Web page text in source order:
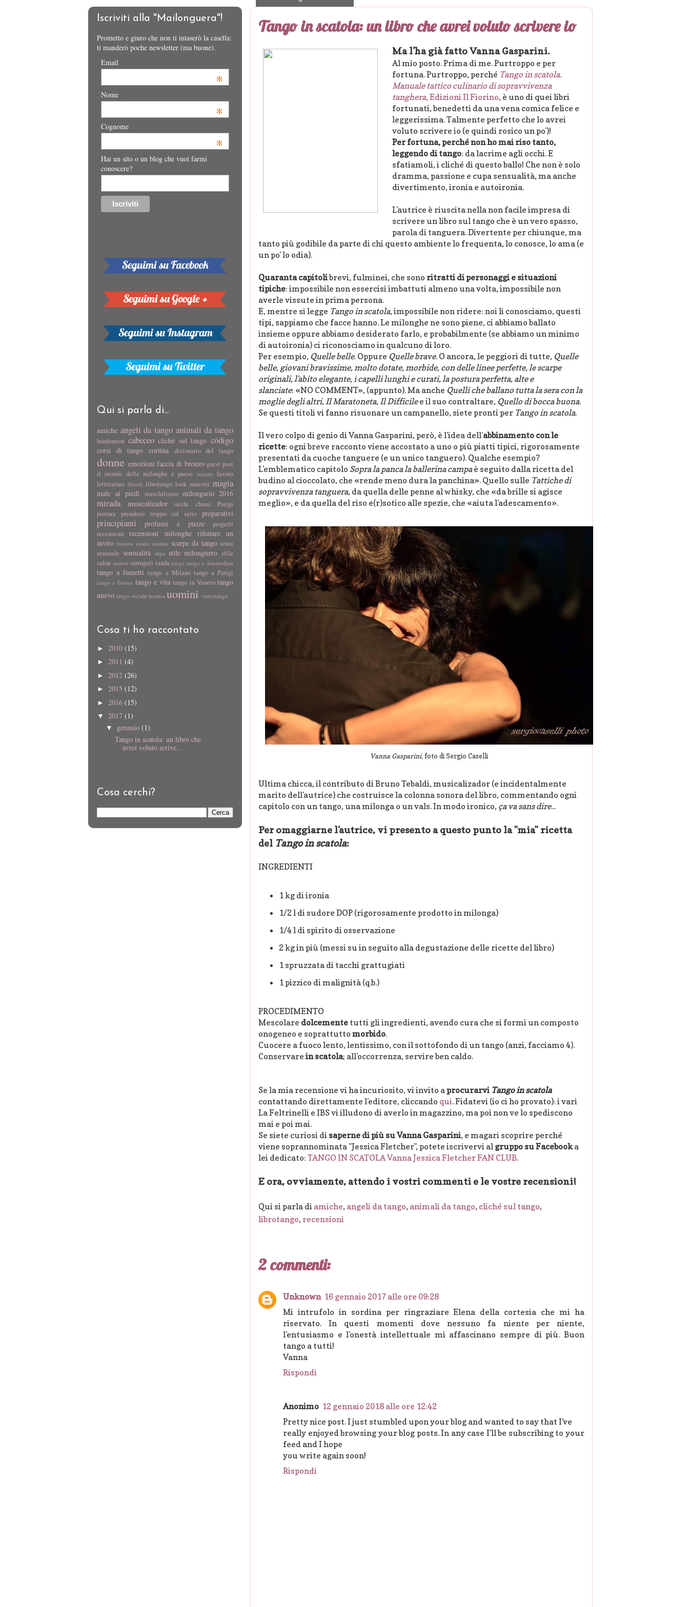
Tango in scatola: un libro che avrei voluto scrivere io
Ma l'ha già fatto Vanna Gasparini.
Al mio posto. Prima di me. Purtroppo e per
fortuna. Purtroppo, perché Tango in scatola.
Manuale tattico culinario di sopravvivenza
tanghera, Edizioni Il Fiorino, è uno di quei libri
fortunati, benedetti da una vena comica felice e
leggerissima. Talmente perfetto che lo avrei
voluto scrivere io (e quindi rosico un po')!
Per fortuna, perché non ho mai riso tanto,
leggendo di tango: da lacrime agli occhi. E
sfatiamoli, i cliché di questo ballo! Che non è solo
dramma, passione e cupa sensualità, ma anche
divertimento, ironia e autoironia.
L'autrice è riuscita nella non facile impresa di
scrivere un libro sul tango che è un vero spasso,
parola di tanguera. Divertente per chiunque, ma
tanto più godibile da parte di chi questo ambiente lo frequenta, lo conosce, lo ama (e
un po' lo odia).
Quaranta capitolibrevi, fulminei, che sono ritratti di personaggi e situazioni
tipiche: impossibile non essercisi imbattuti almeno una volta, impossibile non
averle vissute in prima persona.
E, mentre si legge Tango in scatola, impossibile non ridere: noi li conosciamo, questi
tipi, sappiamo che facce hanno. Le milonghe ne sono piene, ci abbiamo ballato
insieme oppure abbiamo desiderato farlo, e probabilmente (se abbiamo un minimo
di autoironia) ci riconosciamo in qualcuno di loro.
Per esempio, Quelle belle. Oppure Quelle brave. O ancora, le peggiori di tutte, Quelle
belle, giovani bravissime, molto dotate, morbide, con delle linee perfette, le scarpe
originali, l'abito elegante, i capelli lunghi e curati, la postura perfetta, alte e
slanciate: «NO COMMENT», (appunto). Ma anche Quelli che ballano tutta la sera con la
moglie degli altri, Il Maratoneta, Il Difficilee il suo contraltare, Quello di bocca buona.
Se questi titoli vi fanno risuonare un campanello, siete pronti per Tango in scatola.
Il vero colpo di genio di Vanna Gasparini, però, è l'idea dell'abbinamento con le
ricette: ogni breve racconto viene accostato a uno o più piatti tipici, rigorosamente
presentati da cuoche tanguere (e un unico tanguero). Qualche esempio?
L'emblematico capitolo Sopra la panca la ballerina campaè seguito dalla ricetta del
budino al cioccolato, che «rende meno dura la panchina». Quello sulle Tattiche di
sopravvivenza tanguera, da quella delle penne al whisky, che «da brille si agisce
meglio», e da quella del riso e(r)sotico alle spezie, che «aiuta l'adescamento».
Vanna Gasparini, foto di Sergio Caselli
Ultima chicca, il contributo di Bruno Tebaldi, musicalizador (e incidentalmente
marito dell'autrice) che costruisce la colonna sonora del libro, commentando ogni
capitolo con un tango, una milonga o un vals. In modo ironico, ça va sans dire...
Per omaggiarne l'autrice, vi presento a questo punto la "mia" ricetta
del Tango in scatola:
INGREDIENTI
1 kg di ironia
1/2 l di sudore DOP (rigorosamente prodotto in milonga)
1/4 l di spirito di osservazione
2 kg in più (messi su in seguito alla degustazione delle ricette del libro)
1 spruzzata di tacchi grattugiati
1 pizzico di malignità (q.b.)
PROCEDIMENTO
Mescolare dolcemente tutti gli ingredienti, avendo cura che si formi un composto
onogeneo e soprattutto morbido.
Cuocere a fuoco lento, lentissimo, con il sottofondo di un tango (anzi, facciamo 4).
Conservarein scatola; all'occorrenza, servire ben caldo.
Se la mia recensione vi ha incuriosito, vi invito aprocurarvi Tango in scatola
contattando direttamente l'editore, cliccando qui. Fidatevi (io ci ho provato): i vari
La Feltrinelli e IBS vi illudono di averlo in magazzino, ma poi non ve lo spediscono
mai e poi mai.
Se siete curiosi di saperne di più su Vanna Gasparini, e magari scoprire perché
viene soprannominata "Jessica Fletcher", potete iscrivervi al gruppo su Facebooka
lei dedicato: TANGO IN SCATOLA Vanna Jessica Fletcher FAN CLUB.
E ora, ovviamente, attendo i vostri commenti e le vostre recensioni!
Qui si parla di amiche, angeli da tango, animali da tango, cliché sul tango,
librotango, recensioni
2 commenti:
Unknown 16 gennaio 2017 alle ore 09:28
Mi intrufolo in sordina per ringraziare Elena della cortesia che mi ha
riservato. In questi momenti dove nessuno fa niente per niente,
l'entusiasmo e l'onestà intellettuale mi affascinano sempre di più. Buon
tango a tutti!
Vanna
Rispondi
Anonimo 12 gennaio 2018 alle ore 12:42
Pretty nice post. I just stumbled upon your blog and wanted to say that I've
really enjoyed browsing your blog posts. In any case I'll be subscribing to your
feed and I hope
you write again soon!
Rispondi
Iscriviti alla "Mailonguera"!
Prometto e giuro che non ti intaserò la casella:
ti manderò poche newsletter (ma buone).
Email
*
Nome
*
Cognome
*
Hai un sito o un blog che vuoi farmi
conoscere?
Qui si parla di...
amiche angeli da tango animali da tango
bandoneon cabeceo cliché sul tango código
corsi di tango cortina dizionario del tango
donne emozioni faccia di bronzo guest post
il mondo delle milonghe è paese
incesto lavoro
letteratura libertà librotango look maestri magia
male ai piedi maschilismo milongario 2016
mirada musicalizador occhi chiusi
Parigi
postura prendersi troppo sul serio preparativi
principianti profumi e puzze
progetti
recensioni
recensioni milonghe
rifiutare un
invito rimorsi ronda routine scarpe da tango sensi
sensuale sensualità sfiga stile milonguero stile
salon sudore surrogati tanda tango tango a Amsterdam
tango a fumetti tango a Milano tango a Parigi
tango a Torino tango e vita tango in Veneto tango
nuevo tango sociale tecnica uomini videotango
Cosa ti ho raccontato
► 2010 (15)
► 2011 (4)
► 2012 (26)
► 2015 (12)
► 2016 (15)
▼ 2017 (1)
▼ gennaio (1)
Tango in scatola: un libro che
avrei voluto scrive...
Cosa cerchi?